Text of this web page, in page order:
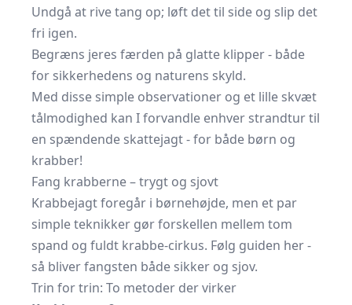
Undgå at rive tang op; løft det til side og slip det
fri igen.
Begræns jeres færden på glatte klipper - både
for sikkerhedens og naturens skyld.
Med disse simple observationer og et lille skvæt
tålmodighed kan I forvandle enhver strandtur til
en spændende skattejagt - for både børn og
krabber!
Fang krabberne – trygt og sjovt
Krabbejagt foregår i børnehøjde, men et par
simple teknikker gør forskellen mellem tom
spand og fuldt krabbe-cirkus. Følg guiden her -
så bliver fangsten både sikker og sjov.
Trin for trin: To metoder der virker